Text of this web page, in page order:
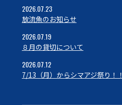
2026.07.23
放流魚のお知らせ
2026.07.19
８月の貸切について
2026.07.12
7/13（月）からシマアジ祭り！！